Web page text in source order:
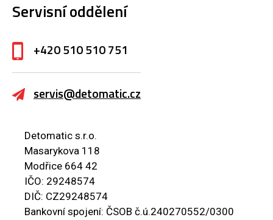
Servisní oddělení
+420 510 510 751
servis@detomatic.cz
Detomatic s.r.o.
Masarykova 118
Modřice 664 42
IČO: 29248574
DIČ: CZ29248574
Bankovní spojení: ČSOB č.ú.240270552/0300